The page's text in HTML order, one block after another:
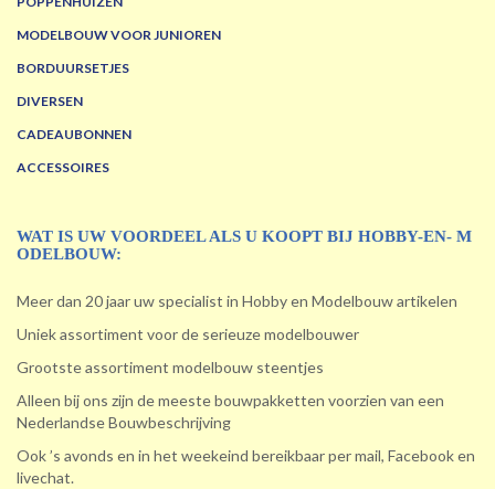
MODELBOUW VOOR JUNIOREN
BORDUURSETJES
DIVERSEN
CADEAUBONNEN
ACCESSOIRES
WAT IS UW VOORDEEL ALS U KOOPT BIJ HOBBY-EN- M
ODELBOUW:
Meer dan 20 jaar uw specialist in Hobby en Modelbouw artikelen
Uniek assortiment voor de serieuze modelbouwer
Grootste assortiment modelbouw steentjes
Alleen bij ons zijn de meeste bouwpakketten voorzien van een
Nederlandse Bouwbeschrijving
Ook ’s avonds en in het weekeind bereikbaar per mail, Facebook en
livechat.